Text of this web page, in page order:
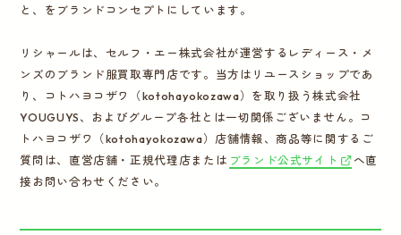
と、をブランドコンセプトにしています。
リシャールは、セルフ・エー株式会社が運営するレディース・メ
ンズのブランド服買取専門店です。当方はリユースショップであ
り、コトハヨコザワ（kotohayokozawa）を取り扱う株式会社
YOUGUYS、およびグループ各社とは一切関係ございません。コ
トハヨコザワ（kotohayokozawa）店舗情報、商品等に関するご
質問は、直営店舗・正規代理店または ブランド公式サイト
へ直
接お問い合わせください。